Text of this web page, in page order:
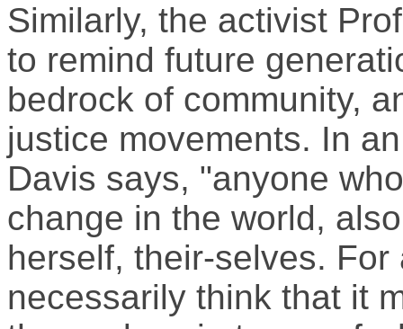
Similarly, the activist
to remind future
bedrock of community,
justice movements. In
Davis says, "anyone
change in the world,
herself, their-selves.
necessarily think that it